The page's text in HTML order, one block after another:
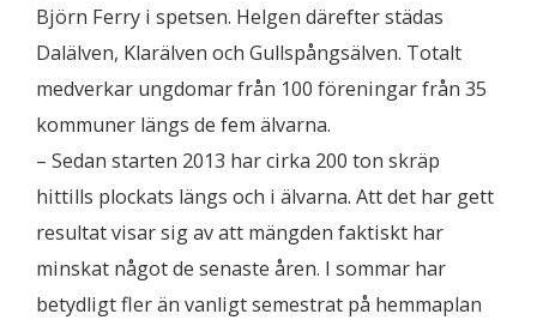
Björn Ferry i spetsen. Helgen därefter städas
Dalälven, Klarälven och Gullspångsälven. Totalt
medverkar ungdomar från 100 föreningar från 35
kommuner längs de fem älvarna.
– Sedan starten 2013 har cirka 200 ton skräp
hittills plockats längs och i älvarna. Att det har gett
resultat visar sig av att mängden faktiskt har
minskat något de senaste åren. I sommar har
betydligt fler än vanligt semestrat på hemmaplan